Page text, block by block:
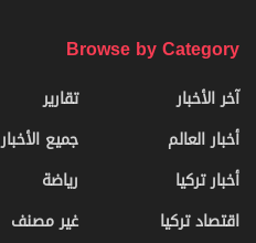
Browse by Category
آخر الأخبار
أخبار العالم
أخبار تركيا
اقتصاد تركيا
تقارير
جميع الأخبار
رياضة
غير مصنف